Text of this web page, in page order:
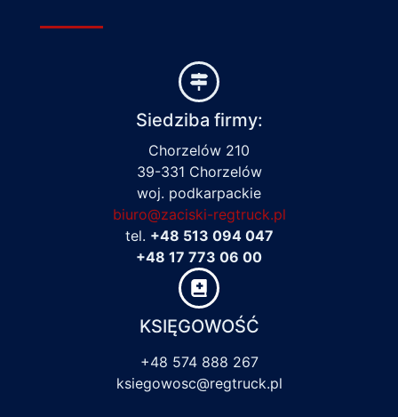
Siedziba firmy:
Chorzelów 210
39-331 Chorzelów
woj. podkarpackie
biuro@zaciski-regtruck.pl
tel. +48 513 094 047
+48 17 773 06 00
KSIĘGOWOŚĆ
+48 574 888 267
ksiegowosc@regtruck.pl